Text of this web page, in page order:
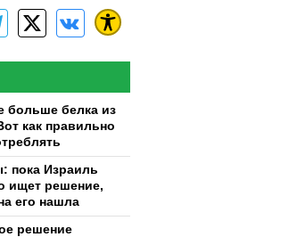
больше белка из
как правильно
пока Израиль
ищет решение,
его нашла
решение